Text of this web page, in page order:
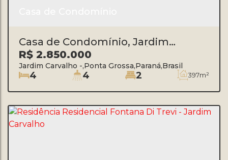
Casa de Condomínio, Jardim
Carvalho - Ponta Grossa/PR
R$2.850.000
Jardim Carvalho ,Ponta Grossa,Paraná,Brasil
4 4 2 397m²